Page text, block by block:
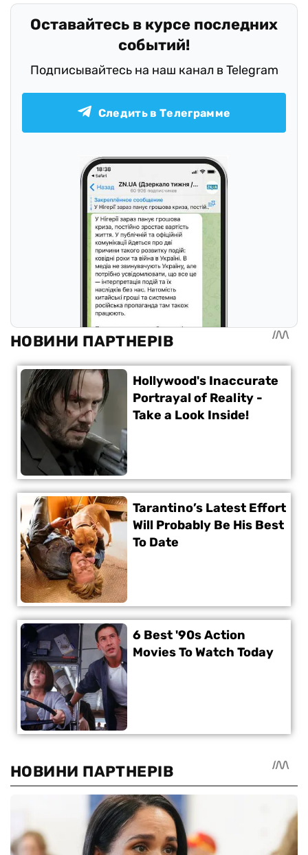
Оставайтесь в курсе последних
событий!
Подписывайтесь на наш канал в Telegram
Следить в Телеграмме